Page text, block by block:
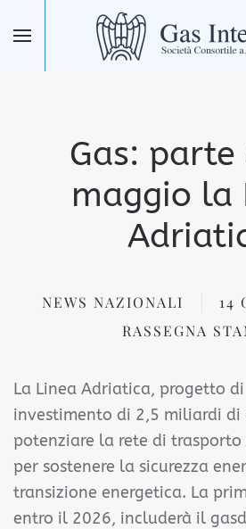
Skip to main content
Gas:
maggio la
NEWS NAZIONALI
14
RASSEGNA
La Linea Adriatica, progetto
investimento di 2,5 miliardi di
potenziare la rete di
per sostenere la sicurezza
transizione energetica. La
entro il 2026, includerà il